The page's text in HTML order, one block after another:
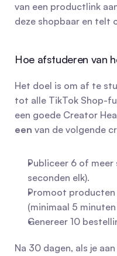
van een productlink
deze shopbaar en telt
Hoe afstuderen van
Het doel is om af te
tot alle TikTok Shop-
een van de volgende
Publiceer 6 of meer
seconden elk).
Promoot producten
(minimaal 5 minuten
Genereer 10
Na 30 dagen, als je